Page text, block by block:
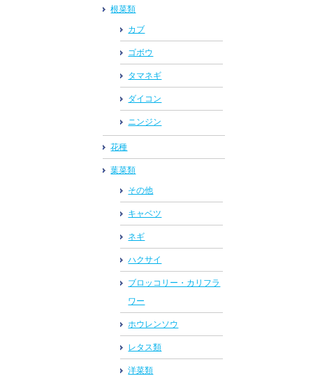
根菜類
カブ
ゴボウ
タマネギ
ダイコン
ニンジン
花種
葉菜類
その他
キャベツ
ネギ
ハクサイ
ブロッコリー・カリフラ
ワー
ホウレンソウ
レタス類
洋菜類